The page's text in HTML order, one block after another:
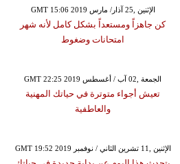
GMT 15:06 2019 الإثنين ,25 آذار/ مارس
كن جاهزاً ومستعداً بشكل كامل لأنه شهر
امتحانات وضغوط
GMT 22:25 2019 الجمعة ,02 آب / أغسطس
تعيش أجواء متوترة في حياتك المهنية
والعاطفية
GMT 19:52 2019 الإثنين ,11 تشرين الثاني / نوفمبر